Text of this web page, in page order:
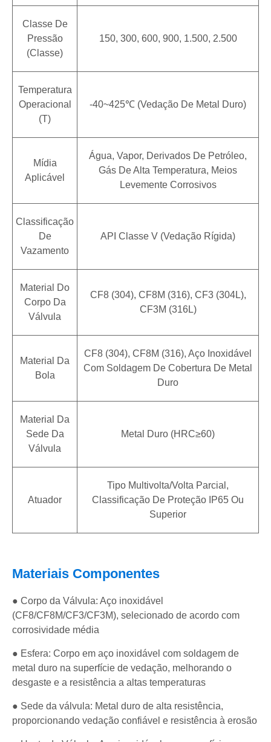
Classe De
Pressão
(Classe)
150, 300, 600, 900, 1.500, 2.500
Temperatura
Operacional
(T)
-40~425℃ (vedação De Metal Duro)
Mídia
Aplicável
Água, Vapor, Derivados De Petróleo,
Gás De Alta Temperatura, Meios
Levemente Corrosivos
Classificação
De
Vazamento
API Classe V (Vedação Rígida)
Material Do
Corpo Da
Válvula
CF8 (304), CF8M (316), CF3 (304L),
CF3M (316L)
Material Da
Bola
CF8 (304), CF8M (316), Aço Inoxidável
Com Soldagem De Cobertura De Metal
Duro
Material Da
Sede Da
Válvula
Metal Duro (HRC≥60)
Atuador
Tipo Multivolta/volta Parcial,
Classificação De Proteção IP65 Ou
Superior
Materiais Componentes
● Corpo da Válvula: Aço inoxidável
(CF8/CF8M/CF3/CF3M), selecionado de acordo com
corrosividade média
● Esfera: Corpo em aço inoxidável com soldagem de
metal duro na superfície de vedação, melhorando o
desgaste e a resistência a altas temperaturas
● Sede da válvula: Metal duro de alta resistência,
proporcionando vedação confiável e resistência à erosão